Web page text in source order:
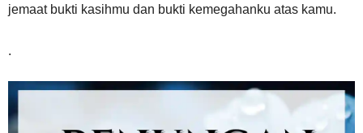
jemaat bukti kasihmu dan bukti kemegahanku atas kamu.
.